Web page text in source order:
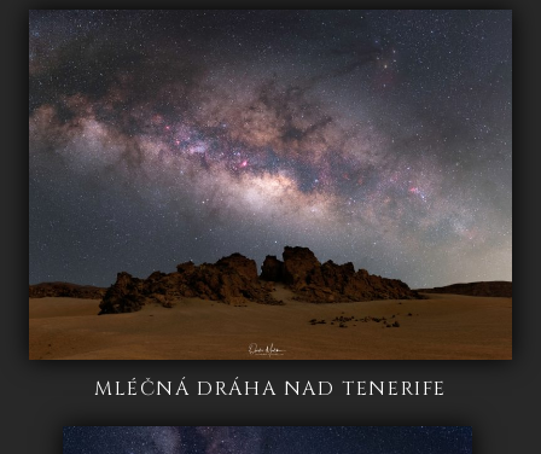
MLÉČNÁ DRÁHA NAD TENERIFE